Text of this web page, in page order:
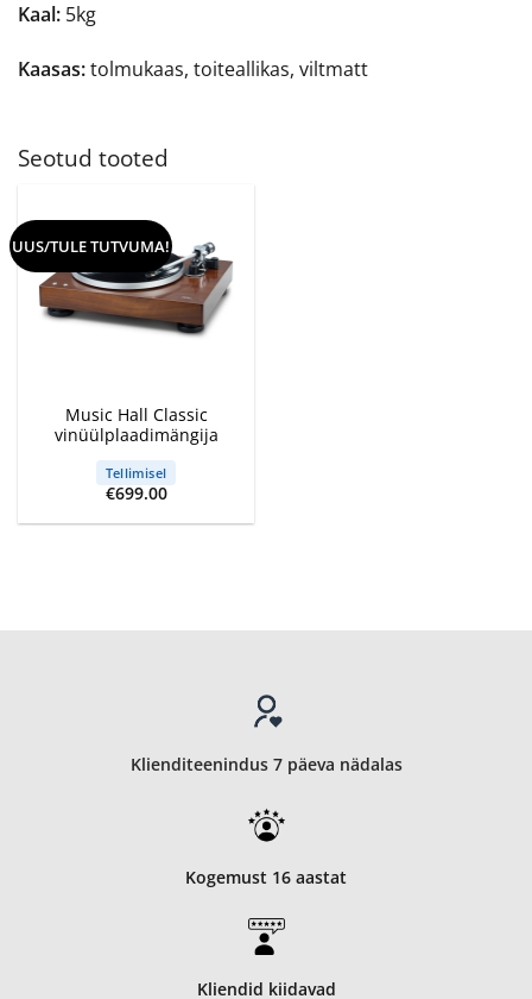
Kaal: 5kg
Kaasas:tolmukaas, toiteallikas, viltmatt
Seotud tooted
UUS/TULE TUTVUMA!
Music Hall Classic
vinüülplaadimängija
Tellimisel
€699.00
Klienditeenindus 7 päeva nädalas
Kogemust 16 aastat
Kliendid kiidavad